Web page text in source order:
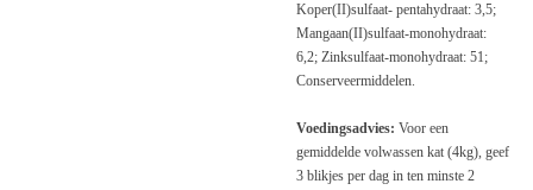
Koper(II)sulfaat- pentahydraat: 3,5;
Mangaan(II)sulfaat-monohydraat:
6,2; Zinksulfaat-monohydraat: 51;
Conserveermiddelen.
Voedingsadvies: Voor een
gemiddelde volwassen kat (4kg), geef
3 blikjes per dag in ten minste 2